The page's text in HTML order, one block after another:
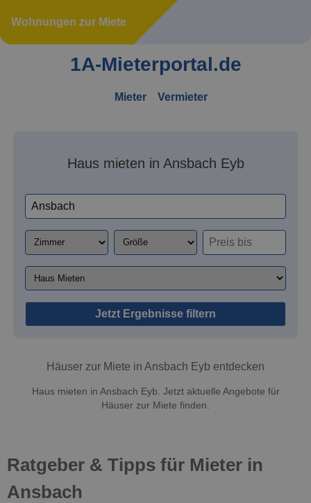
Wohnungen zur Miete
1A-Mieterportal.de
Mieter Vermieter
Haus mieten in Ansbach Eyb
Jetzt Ergebnisse filtern
Häuser zur Miete in Ansbach Eyb entdecken
Haus mieten in Ansbach Eyb. Jetzt aktuelle Angebote für
Häuser zur Miete finden.
Ratgeber & Tipps für Mieter in
Ansbach